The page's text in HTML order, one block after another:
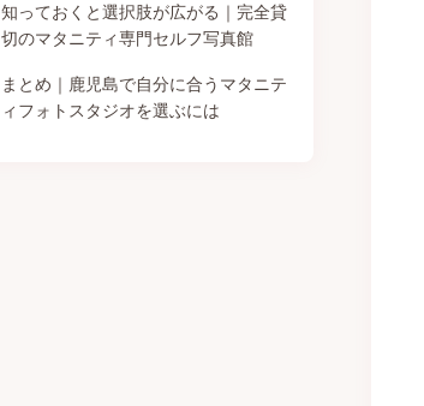
知っておくと選択肢が広がる｜完全貸
切のマタニティ専門セルフ写真館
まとめ｜鹿児島で自分に合うマタニテ
ィフォトスタジオを選ぶには